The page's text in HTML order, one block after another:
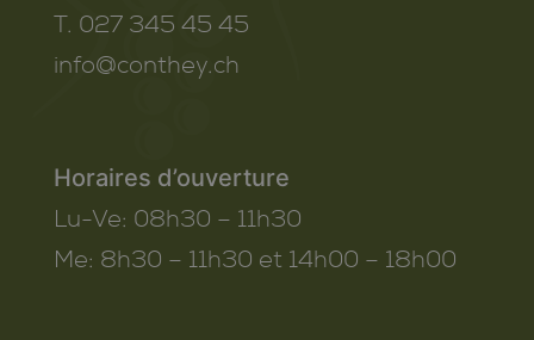
T. 027 345 45 45
info@conthey.ch
Horaires d’ouverture
Lu-Ve: 08h30 – 11h30
Me: 8h30 – 11h30 et 14h00 – 18h00